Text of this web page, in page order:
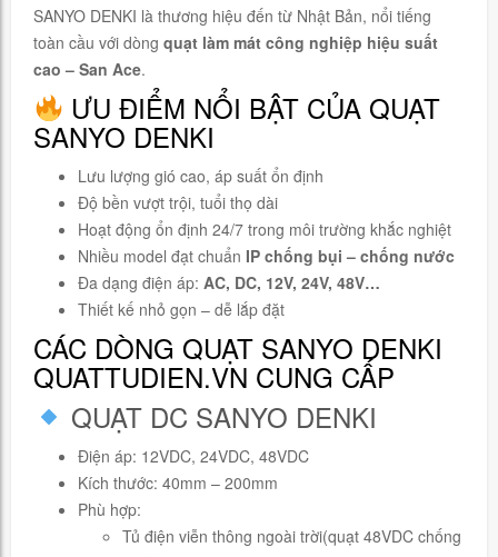
SANYO DENKI là thương hiệu đến từ Nhật Bản, nổi tiếng
toàn cầu với dòng quạt làm mát công nghiệp hiệu suất
cao – San Ace.
ƯU ĐIỂM NỔI BẬT CỦA QUẠT
SANYO DENKI
Lưu lượng gió cao, áp suất ổn định
Độ bền vượt trội, tuổi thọ dài
Hoạt động ổn định 24/7 trong môi trường khắc nghiệt
Nhiều model đạt chuẩn IP chống bụi – chống nước
Đa dạng điện áp: AC, DC, 12V, 24V, 48V…
Thiết kế nhỏ gọn – dễ lắp đặt
CÁC DÒNG QUẠT SANYO DENKI
QUATTUDIEN.VN CUNG CẤP
QUẠT DC SANYO DENKI
Điện áp: 12VDC, 24VDC, 48VDC
Kích thước: 40mm – 200mm
Phù hợp:
Tủ điện viễn thông ngoài trời(quạt 48VDC chống